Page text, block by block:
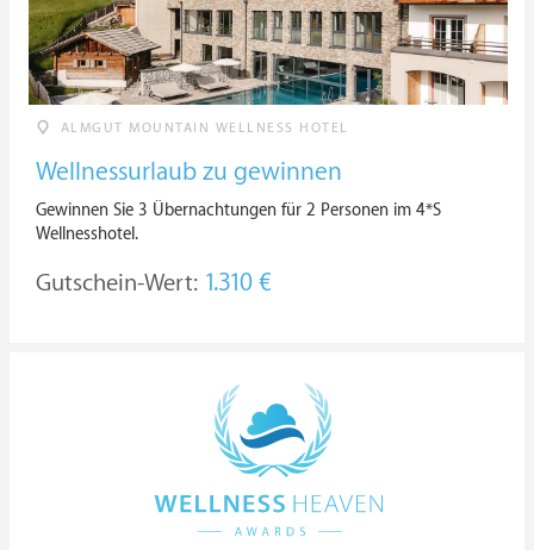
ALMGUT MOUNTAIN WELLNESS HOTEL
Wellnessurlaub zu gewinnen
Gewinnen Sie 3 Übernachtungen für 2 Personen im 4*S
Wellnesshotel.
Gutschein-Wert: 1.310 €